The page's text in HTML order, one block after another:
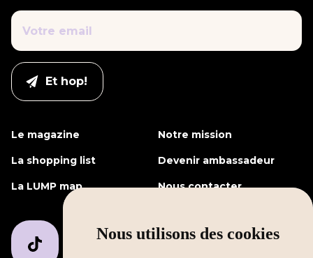
Nous utilisons des cookies
Le magazine Notre mission
La shopping list Devenir ambassadeur
La LUMP map Nous contacter